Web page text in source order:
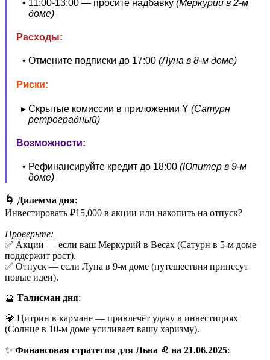
11:00-13:00 — просите надбавку (Меркурий в 2-м
доме)
Расходы:
Отмените подписки до 17:00 (Луна в 8-м доме)
Риски:
Скрытые комиссии в приложении Y (Сатурн
ретроградный)
Возможности:
Рефинансируйте кредит до 18:00 (Юпитер в 9-м
доме)
🌀 Дилемма дня:
Инвестировать ₽15,000 в акции или накопить на отпуск?
Проверьте:
✅ Акции — если ваш Меркурий в Весах (Сатурн в 5-м доме
поддержит рост).
✅ Отпуск — если Луна в 9-м доме (путешествия принесут
новые идеи).
🔮 Талисман дня:
💎 Цитрин в кармане — привлечёт удачу в инвестициях
(Солнце в 10-м доме усиливает вашу харизму).
✨ Финансовая стратегия для Льва ♌ на 21.06.2025: